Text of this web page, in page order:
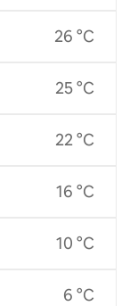
26 °C
25 °C
22 °C
16 °C
10 °C
6 °C